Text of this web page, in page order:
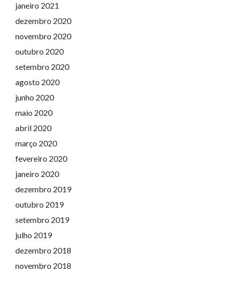
janeiro 2021
dezembro 2020
novembro 2020
outubro 2020
setembro 2020
agosto 2020
junho 2020
maio 2020
abril 2020
março 2020
fevereiro 2020
janeiro 2020
dezembro 2019
outubro 2019
setembro 2019
julho 2019
dezembro 2018
novembro 2018